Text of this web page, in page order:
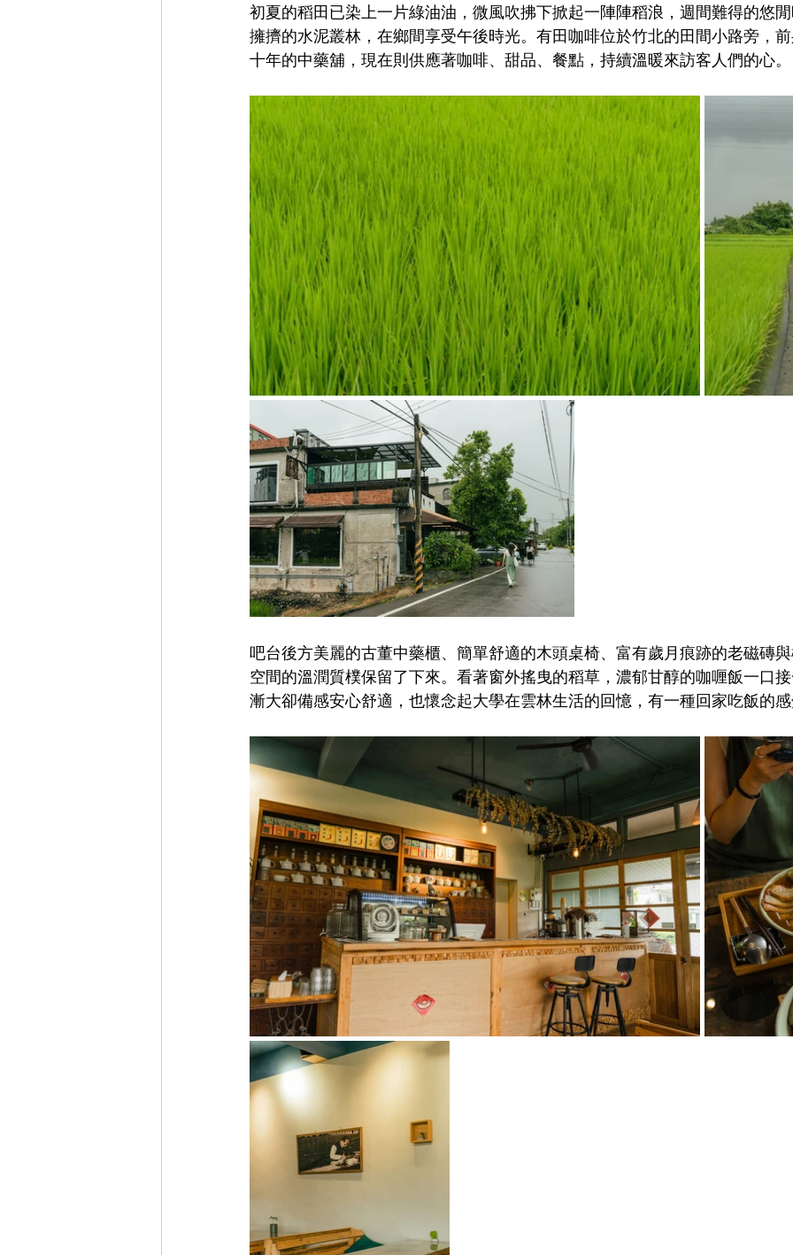
初夏的稻田已染上一片綠油油，微風吹拂下掀起一陣陣稻浪，週間難得的悠
擁擠的水泥叢林，在鄉間享受午後時光。有田咖啡位於竹北的田間小路旁，
十年的中藥舖，現在則供應著咖啡、甜品、餐點，持續溫暖來訪客人們的心。
吧台後方美麗的古董中藥櫃、簡單舒適的木頭桌椅、富有歲月痕跡的老磁磚
空間的溫潤質樸保留了下來。看著窗外搖曳的稻草，濃郁甘醇的咖喱飯一口
漸大卻備感安心舒適，也懷念起大學在雲林生活的回憶，有一種回家吃飯的